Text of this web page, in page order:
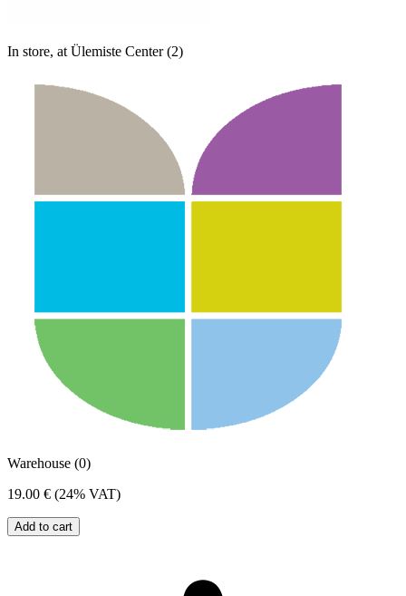
In store, at Ülemiste Center (2)
Warehouse (0)
19.00 € (24% VAT)
Add to cart